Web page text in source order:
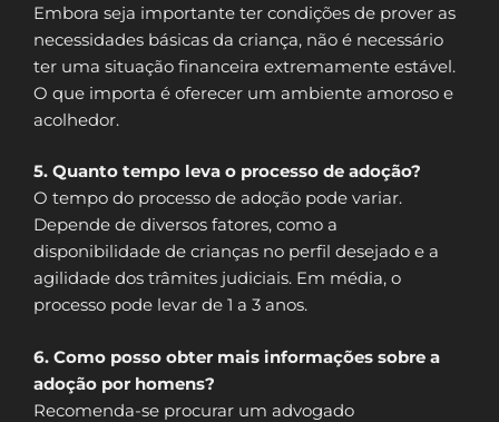
Embora seja importante ter condições de prover as
necessidades básicas da criança, não é necessário
ter uma situação financeira extremamente estável.
O que importa é oferecer um ambiente amoroso e
acolhedor.
5. Quanto tempo leva o processo de adoção?
O tempo do processo de adoção pode variar.
Depende de diversos fatores, como a
disponibilidade de crianças no perfil desejado e a
agilidade dos trâmites judiciais. Em média, o
processo pode levar de 1 a 3 anos.
6. Como posso obter mais informações sobre a
adoção por homens?
Recomenda-se procurar um advogado